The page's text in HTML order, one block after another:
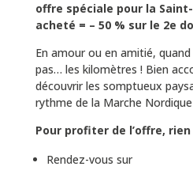
offre spéciale pour la
acheté = – 50 % sur le 2e
En amour ou en amitié,
pas… les kilomètres ! Bien
découvrir les somptueux
rythme de la Marche Nordique
Pour profiter de l’offre,
Rendez-vous sur